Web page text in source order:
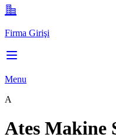
Firma Girişi
Menu
A
Ates Makine